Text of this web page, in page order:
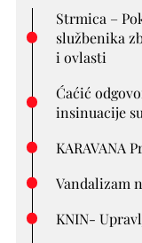
Strmica –
službenika
i ovlasti
Ćaćić
insinuacije
KARAVANA
Vandalizam
KNIN-